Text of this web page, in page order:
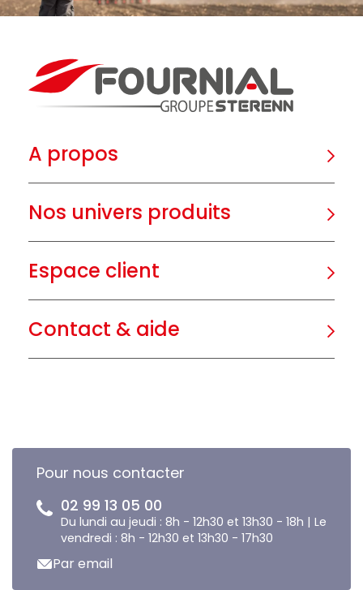
A propos
Nos univers produits
Espace client
Contact & aide
Pour nous contacter
02 99 13 05 00
Du lundi au jeudi : 8h - 12h30 et 13h30 - 18h | Le
vendredi : 8h - 12h30 et 13h30 - 17h30
Par email